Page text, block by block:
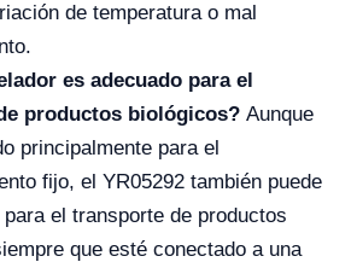
de temperatura o mal
es adecuado para el
productos biológicos? Aunque
principalmente para el
fijo, el YR05292 también puede
el transporte de productos
que esté conectado a una